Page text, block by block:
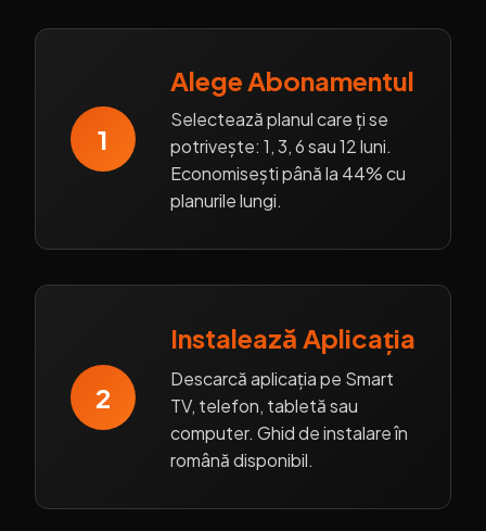
1
Alege Abonamentul
Selectează planul care ți se
potrivește: 1, 3, 6 sau 12 luni.
Economisești până la 44% cu
planurile lungi.
2
Instalează Aplicația
Descarcă aplicația pe Smart
TV, telefon, tabletă sau
computer. Ghid de instalare în
română disponibil.